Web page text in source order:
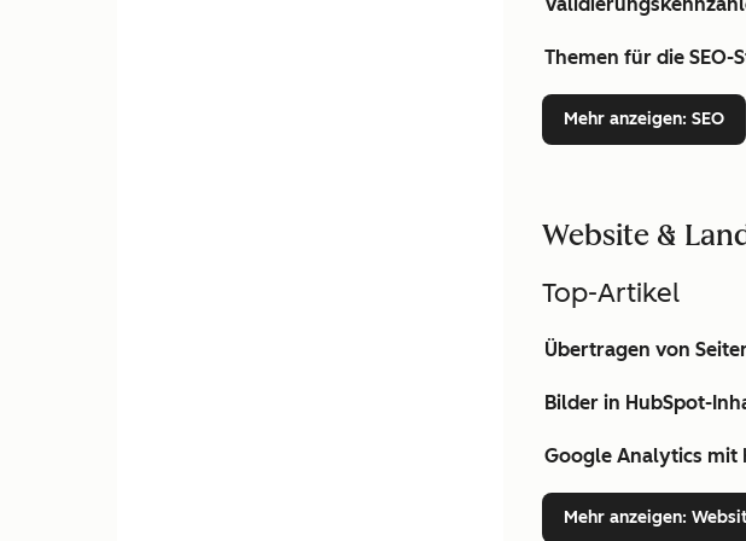
Themen für die SEO-
Mehr anzeigen: SEO
Website &
Top-Artikel
Übertragen von
Bilder in HubSpot-
Google Analytics mit
Mehr anzeigen: